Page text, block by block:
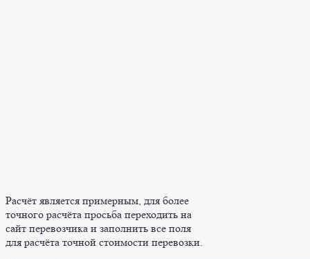
Расчёт является примерным, для более
точного расчёта просьба переходить на
сайт перевозчика и заполнить все поля
для расчёта точной стоимости перевозки.